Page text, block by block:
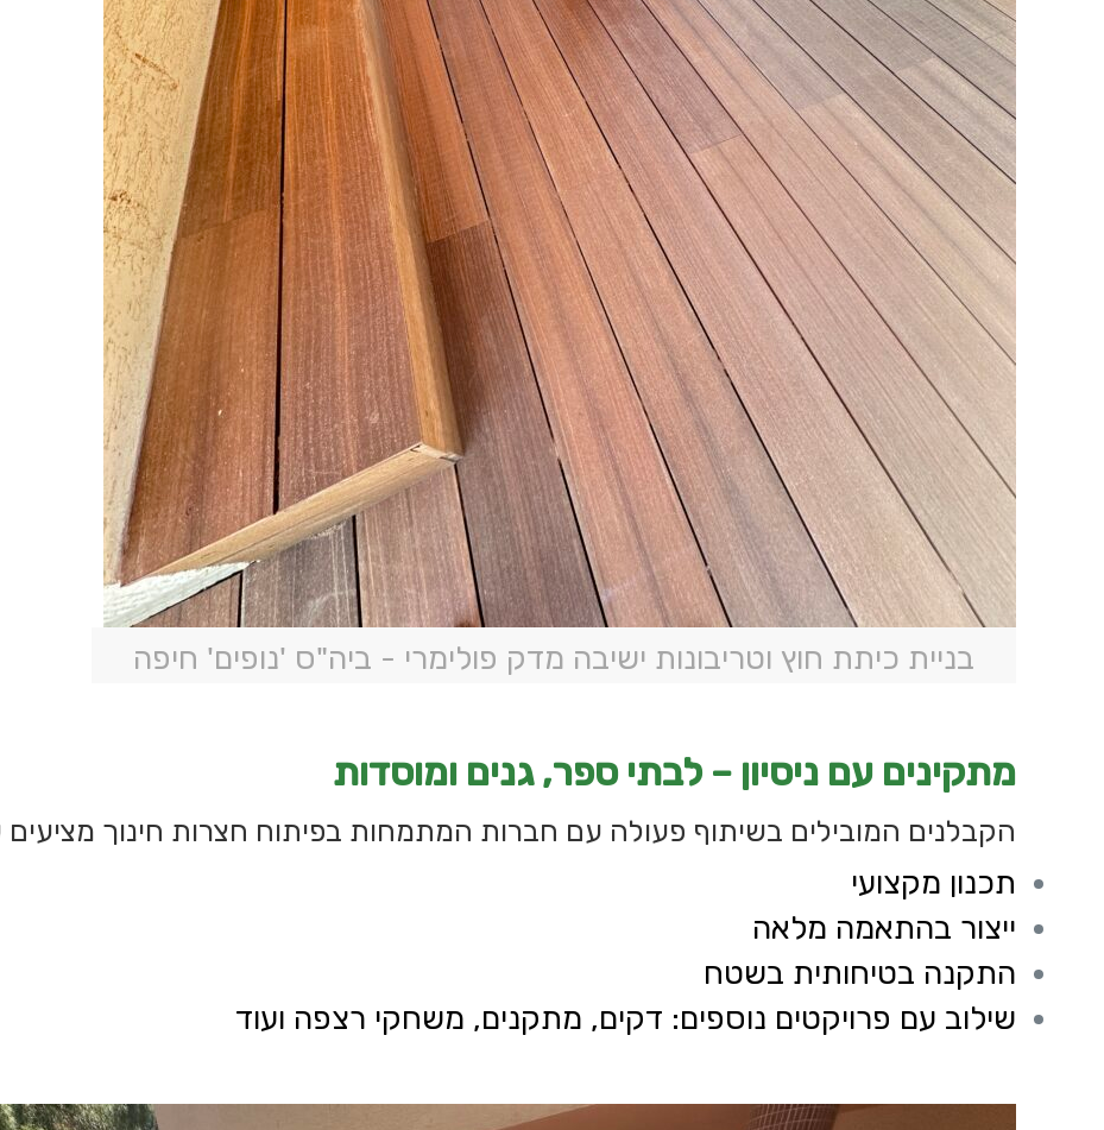
בניית כיתת חוץ וטריבונות ישיבה מדק פולימרי - ביה"ס 'נופים' חיפה
מתקינים עם ניסיון – לבתי ספר, גנים ומוסדות
הקבלנים המובילים בשיתוף פעולה עם חברות המתמחות בפיתוח חצרות חינוך מציעים
תכנון מקצועי
ייצור בהתאמה מלאה
התקנה בטיחותית בשטח
שילוב עם פרויקטים נוספים: דקים, מתקנים, משחקי רצפה ועוד